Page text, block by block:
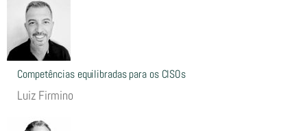
Competências equilibradas para os CISOs
Luiz Firmino